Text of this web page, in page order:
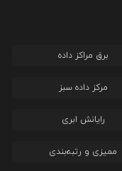
برق مراکز داده
مرکز داده سبز
رایانش ابری
ممیزی و رتبه‌بندی